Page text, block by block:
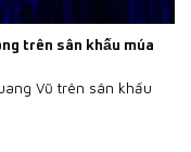
trên sân khấu múa
Vũ trên sân khấu